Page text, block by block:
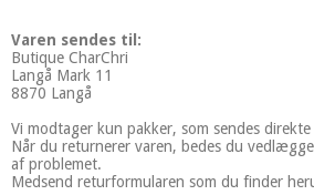
Varen sendes til:
Butique CharChri
Langå Mark 11
8870 Langå
Vi modtager kun pakker, som sendes direkte
Når du returnerer varen, bedes du
af problemet.
Medsend returformularen som du finder